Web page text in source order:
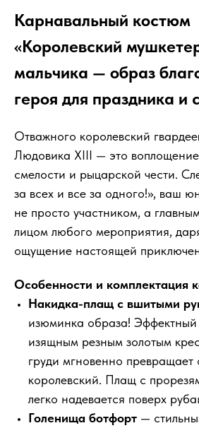
Карнавальный костюм
«Королевский
мальчика — образ
героя для праздника и
Отважного королевский
Людовика XIII — это воплощение
смелости и рыцарской чести.
за всех и все за одного!», ваш
не просто участником, а
лицом любого мероприятия,
ощущение настоящей
Особенности и комплектация
Накидка-плащ с вшитыми
изюминка образа!
изящным резным золотым
груди мгновенно
королевский. Плащ с
легко надевается поверх
Голенища ботфорт —